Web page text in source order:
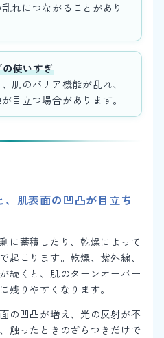
れにつながることがあり
使いすぎ
肌のバリア機能が乱れ、
目立つ場合があります。
肌表面の凹凸が目立ち
に蓄積したり、乾燥によって
起こります。乾燥、紫外線、
続くと、肌のターンオーバー
残りやすくなります。
の凹凸が増え、光の反射が不
触ったときのざらつきだけで